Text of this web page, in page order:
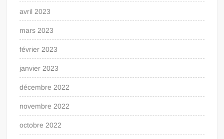
avril 2023
mars 2023
février 2023
janvier 2023
décembre 2022
novembre 2022
octobre 2022